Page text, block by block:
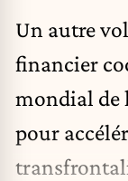
Un autre
financier
mondial de
pour